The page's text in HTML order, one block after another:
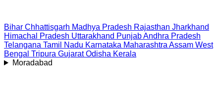
Bihar Chhattisgarh Madhya Pradesh Rajasthan Jharkhand
Himachal Pradesh Uttarakhand PunjabAndhra Pradesh
Telangana Tamil Nadu Karnataka Maharashtra Assam West
Bengal Tripura Gujarat Odisha Kerala
Moradabad